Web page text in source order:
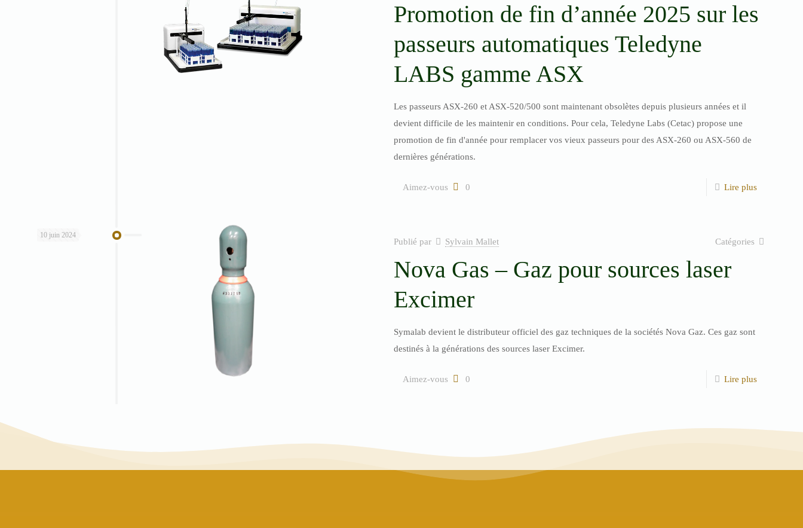
Promotion de fin d’année 2025 sur les
passeurs automatiques Teledyne
LABS gamme ASX
Les passeurs ASX-260 et ASX-520/500 sont maintenant obsolètes depuis plusieurs années et il
devient difficile de les maintenir en conditions. Pour cela, Teledyne Labs (Cetac) propose une
promotion de fin d'année pour remplacer vos vieux passeurs pour des ASX-260 ou ASX-560 de
dernières générations.
Aimez-vous 0 Lire plus
10 juin 2024
Publié par Sylvain Mallet Catégories
Nova Gas – Gaz pour sources laser
Excimer
Symalab devient le distributeur officiel des gaz techniques de la sociétés Nova Gaz. Ces gaz sont
destinés à la générations des sources laser Excimer.
Aimez-vous 0 Lire plus